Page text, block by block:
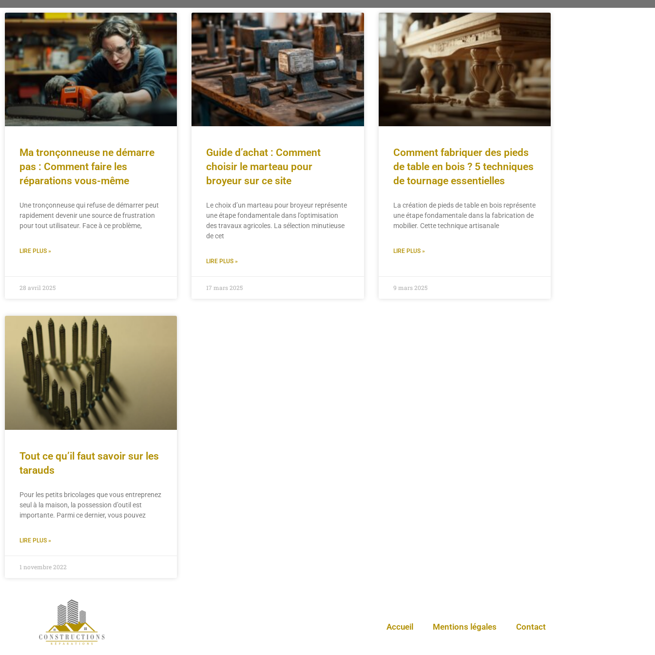
Ma tronçonneuse ne démarre
pas : Comment faire les
réparations vous-même
Une tronçonneuse qui refuse de démarrer peut
rapidement devenir une source de frustration
pour tout utilisateur. Face à ce problème,
LIRE PLUS »
28 avril 2025
Guide d’achat : Comment
choisir le marteau pour
broyeur sur ce site
Le choix d’un marteau pour broyeur représente
une étape fondamentale dans l’optimisation
des travaux agricoles. La sélection minutieuse
de cet
LIRE PLUS »
17 mars 2025
Comment fabriquer des pieds
de table en bois ? 5 techniques
de tournage essentielles
La création de pieds de table en bois représente
une étape fondamentale dans la fabrication de
mobilier. Cette technique artisanale
LIRE PLUS »
9 mars 2025
Tout ce qu’il faut savoir sur les
tarauds
Pour les petits bricolages que vous entreprenez
seul à la maison, la possession d’outil est
importante. Parmi ce dernier, vous pouvez
LIRE PLUS »
1 novembre 2022
Accueil Mentions légales Contact